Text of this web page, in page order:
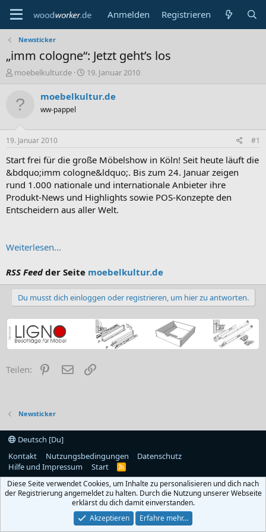
Anmelden Registrieren
Newsticker
„imm cologne“: Jetzt geht’s los
E
t
e
r
moebelkultur.de
E
s
a
19. Januar 2010
moebelkultur.de
ww-pappel
19. Januar 2010 #1
Start frei für die große Möbelshow in Köln! Seit heute läuft die
&bdquo;imm cologne&ldquo;. Bis zum 24. Januar zeigen
rund 1.000 nationale und internationale Anbieter ihre
Produkt-News und Highlights sowie POS-Konzepte den
Entscheidern aus aller Welt.
Weiterlesen...
RSS Feedder Seite moebelkultur.de
Du musst dich einloggen oder registrieren, um hier zu antworten.
Teilen: PinterestE-Mail
Newsticker
Deutsch [Du]
Kontakt
Nutzungsbedingungen
Datenschutz
Hilfe und Impressum
Start
R
S
Diese Seite verwendet Cookies, um Inhalte zu personalisieren und dich nach
der Registrierung angemeldet zu halten. Durch die Nutzung unserer Webseite
erklärst du dich damit einverstanden.
Akzeptieren
Erfahre mehr…